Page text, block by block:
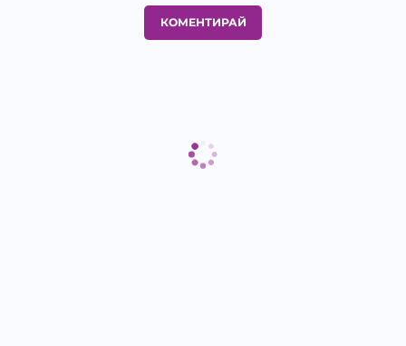
КОМЕНТИРАЙ